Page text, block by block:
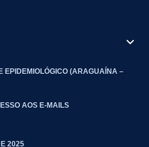
EPIDEMIOLÓGICO (ARAGUAÍNA –
AOS E-MAILS
2025